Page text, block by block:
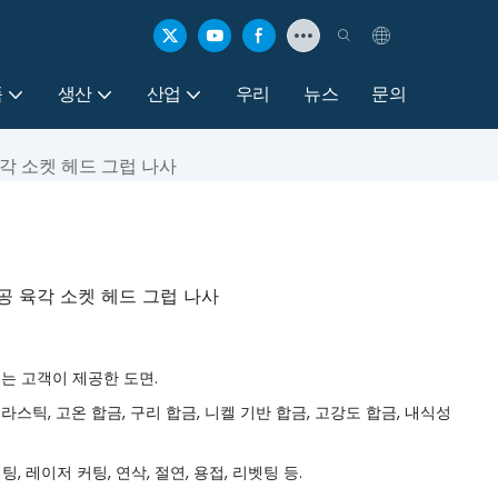
생산 산업 우리 뉴스 문의
소켓 헤드 그럽 나사
육각 소켓 헤드 그럽 나사
고객이 제공한 도면.
스틱, 고온 합금, 구리 합금, 니켈 기반 합금, 고강도 합금, 내식성
, 레이저 커팅, 연삭, 절연, 용접, 리벳팅 등.